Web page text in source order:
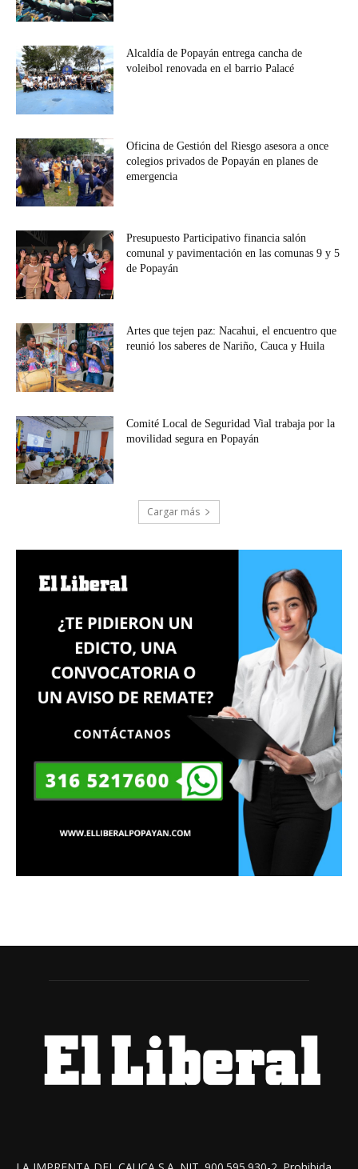
Alcaldía de Popayán entrega cancha de
voleibol renovada en el barrio Palacé
Oficina de Gestión del Riesgo asesora a once
colegios privados de Popayán en planes de
emergencia
Presupuesto Participativo financia salón
comunal y pavimentación en las comunas 9 y 5
de Popayán
Artes que tejen paz: Nacahui, el encuentro que
reunió los saberes de Nariño, Cauca y Huila
Comité Local de Seguridad Vial trabaja por la
movilidad segura en Popayán
Cargar más